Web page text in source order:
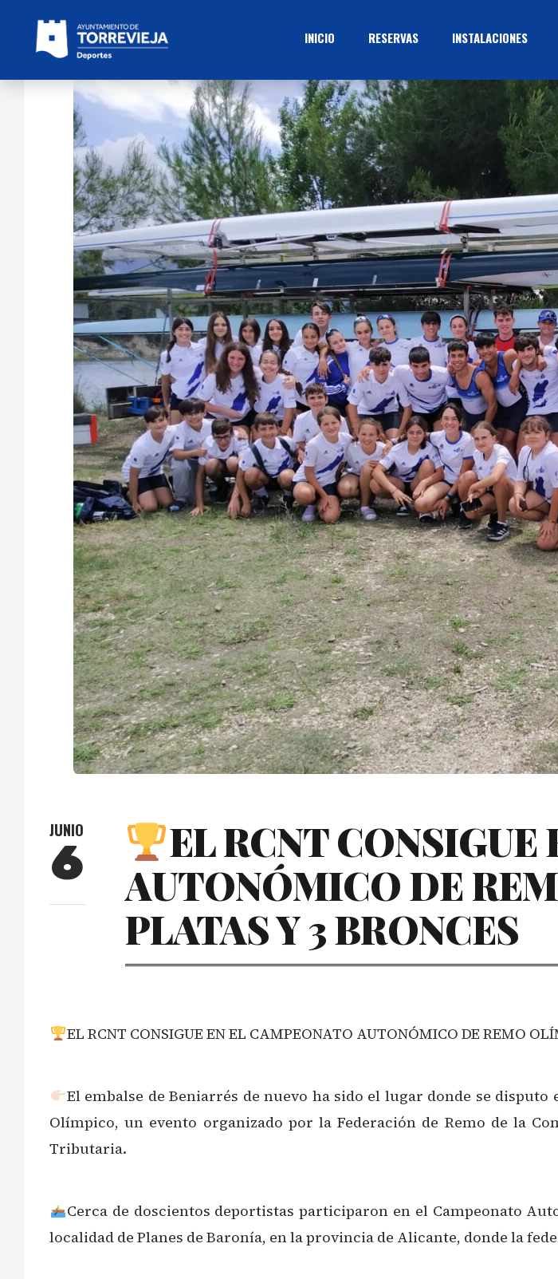
INICIO RESERVAS INSTALACIONES
JUNIO
6
EL RCNT CONSIGUE
AUTONÓMICO DE
PLATAS Y 3 BRONCES
EL RCNT CONSIGUE EN EL CAMPEONATO AUTONÓMICO DE REMO
El embalse de Beniarrés de nuevo ha sido el lugar donde se
Olímpico, un evento organizado por la Federación de Remo de la
Tributaria.
Cerca de doscientos deportistas participaron en el Campeonato
localidad de Planes de Baronía, en la provincia de Alicante, donde la